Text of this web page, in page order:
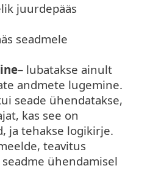
juurdepääs
seadmele
– lubatakse ainult
andmete lugemine.
seade ühendatakse,
kas see on
ja tehakse logikirje.
teavitus
ühendamisel